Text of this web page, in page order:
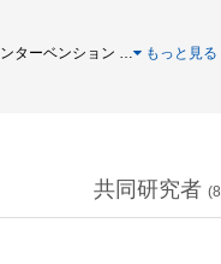
ターベンション … もっと見る
共同研究者 (8